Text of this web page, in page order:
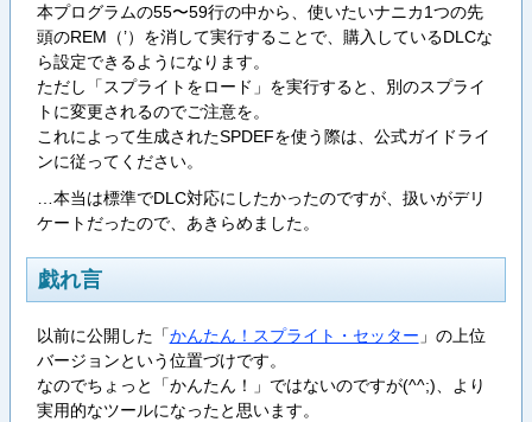
本プログラムの55〜59行の中から、使いたいナニカ1つの先
頭のREM（’）を消して実行することで、購入しているDLCな
ら設定できるようになります。
ただし「スプライトをロード」を実行すると、別のスプライ
トに変更されるのでご注意を。
これによって生成されたSPDEFを使う際は、公式ガイドライ
ンに従ってください。
…本当は標準でDLC対応にしたかったのですが、扱いがデリ
ケートだったので、あきらめました。
戯れ言
以前に公開した「かんたん！スプライト・セッター 」の上位
バージョンという位置づけです。
なのでちょっと「かんたん！」ではないのですが(^^;)、より
実用的なツールになったと思います。